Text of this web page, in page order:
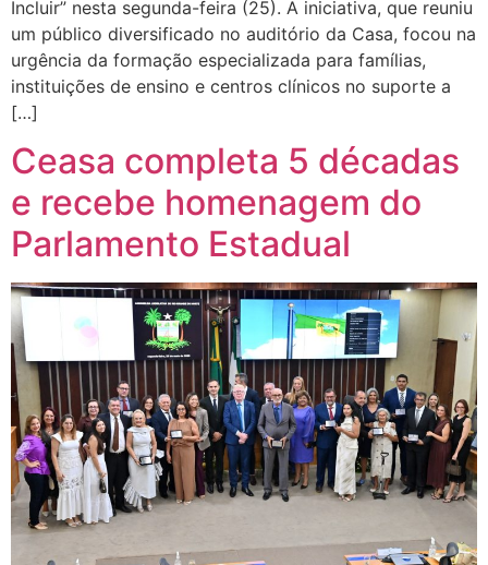
Incluir” nesta segunda-feira (25). A iniciativa, que reuniu
um público diversificado no auditório da Casa, focou na
urgência da formação especializada para famílias,
instituições de ensino e centros clínicos no suporte a
[…]
Ceasa completa 5 décadas
e recebe homenagem do
Parlamento Estadual